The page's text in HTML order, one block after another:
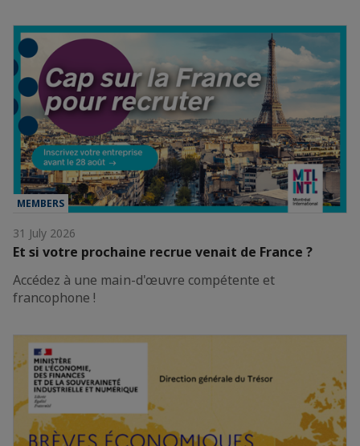
MEMBERS
31 July 2026
Et si votre prochaine recrue venait de France ?
Accédez à une main-d'œuvre compétente et
francophone !